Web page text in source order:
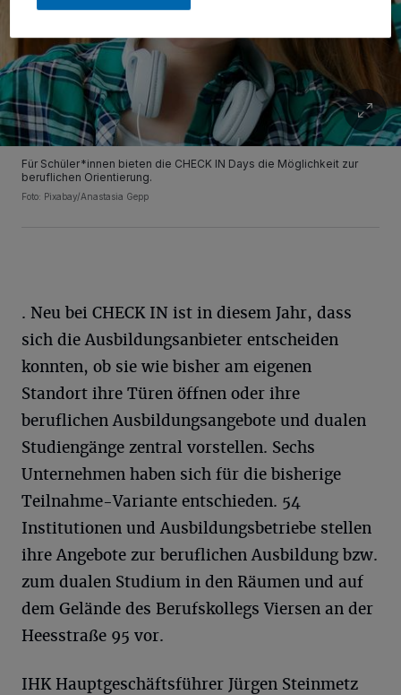
Für Schüler*innen bieten die CHECK IN Days die Möglichkeit zur
beruflichen Orientierung.
Foto: Pixabay/Anastasia Gepp
. Neu bei CHECK IN ist in diesem Jahr, dass
sich die Ausbildungsanbieter entscheiden
konnten, ob sie wie bisher am eigenen
Standort ihre Türen öffnen oder ihre
beruflichen Ausbildungsangebote und dualen
Studiengänge zentral vorstellen. Sechs
Unternehmen haben sich für die bisherige
Teilnahme-Variante entschieden. 54
Institutionen und Ausbildungsbetriebe stellen
ihre Angebote zur beruflichen Ausbildung bzw.
zum dualen Studium in den Räumen und auf
dem Gelände des Berufskollegs Viersen an der
Heesstraße 95 vor.
IHK Hauptgeschäftsführer Jürgen Steinmetz